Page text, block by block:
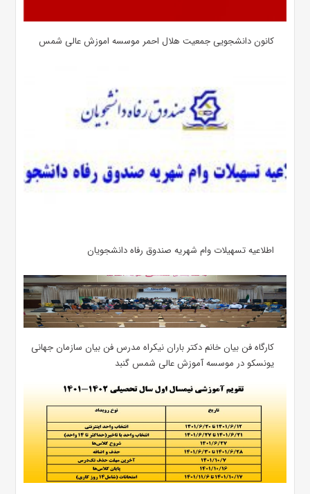
کانون دانشجویی جمعیت هلال احمر موسسه اموزش عالی شمس
اطلاعیه تسهیلات وام شهریه صندوق رفاه دانشجویان
کارگاه فن بیان خانم دکتر باران نیکراه مدرس فن بیان سازمان جهانی
یونسکو در موسسه آموزش عالی شمس گنبد